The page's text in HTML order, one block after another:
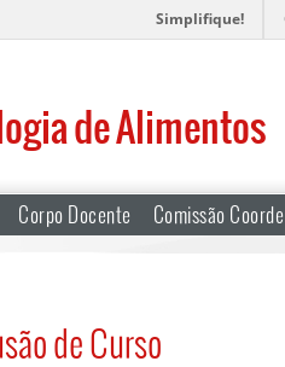
Simplifique!
de Alimentos
Corpo Docente Comissão
de Curso